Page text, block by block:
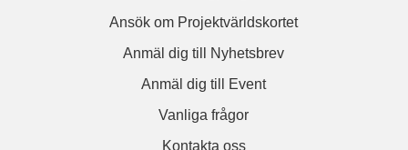
Ansök om Projektvärldskortet
Anmäl dig till Nyhetsbrev
Anmäl dig till Event
Vanliga frågor
Kontakta oss